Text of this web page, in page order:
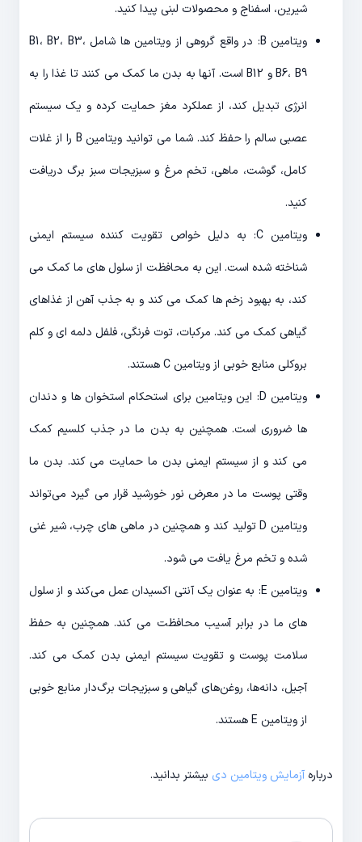
شیرین، اسفناج و محصولات لبنی پیدا کنید.
ویتامین B: در واقع گروهی از ویتامین ها شامل B1، B2، B3،
B6، B9 و B12 است. آنها به بدن ما کمک می کنند تا غذا را به
انرژی تبدیل کند، از عملکرد مغز حمایت کرده و یک سیستم
عصبی سالم را حفظ کند. شما می توانید ویتامین B را از غلات
کامل، گوشت، ماهی، تخم مرغ و سبزیجات سبز برگ دریافت
کنید.
ویتامین C: به دلیل خواص تقویت کننده سیستم ایمنی
شناخته شده است. این به محافظت از سلول های ما کمک می
کند، به بهبود زخم ها کمک می کند و به جذب آهن از غذاهای
گیاهی کمک می کند. مرکبات، توت فرنگی، فلفل دلمه ای و کلم
بروکلی منابع خوبی از ویتامین C هستند.
ویتامین D: این ویتامین برای استحکام استخوان ها و دندان
ها ضروری است. همچنین به بدن ما در جذب کلسیم کمک
می کند و از سیستم ایمنی بدن ما حمایت می کند. بدن ما
وقتی پوست ما در معرض نور خورشید قرار می گیرد می‌تواند
ویتامین D تولید کند و همچنین در ماهی های چرب، شیر غنی
شده و تخم مرغ یافت می شود.
ویتامین E: به عنوان یک آنتی اکسیدان عمل می‌کند و از سلول
های ما در برابر آسیب محافظت می کند. همچنین به حفظ
سلامت پوست و تقویت سیستم ایمنی بدن کمک می کند.
آجیل، دانه‌ها، روغن‌های گیاهی و سبزیجات برگ‌دار منابع خوبی
از ویتامین E هستند.
درباره آزمایش ویتامین دی بیشتر بدانید.